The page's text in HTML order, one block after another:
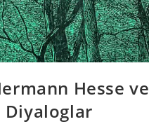
Hesse ve
Diyaloglar